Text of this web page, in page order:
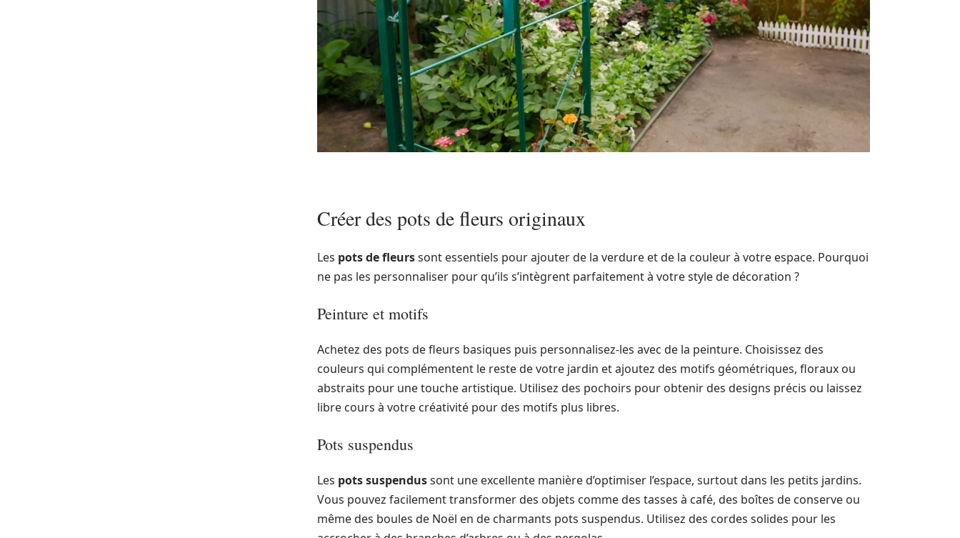
Créer des pots de fleurs originaux
Les pots de fleurssont essentiels pour ajouter de la verdure et de la couleur à votre espace. Pourquoi
ne pas les personnaliser pour qu’ils s’intègrent parfaitement à votre style de décoration ?
Peinture et motifs
Achetez des pots de fleurs basiques puis personnalisez-les avec de la peinture. Choisissez des
couleurs qui complémentent le reste de votre jardin et ajoutez des motifs géométriques, floraux ou
abstraits pour une touche artistique. Utilisez des pochoirs pour obtenir des designs précis ou laissez
libre cours à votre créativité pour des motifs plus libres.
Pots suspendus
Les pots suspendussont une excellente manière d’optimiser l’espace, surtout dans les petits jardins.
Vous pouvez facilement transformer des objets comme des tasses à café, des boîtes de conserve ou
même des boules de Noël en de charmants pots suspendus. Utilisez des cordes solides pour les